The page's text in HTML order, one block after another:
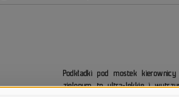
Podkładki pod mostek
zielonym to ultra-lekkie i
elastycznego dostosowania